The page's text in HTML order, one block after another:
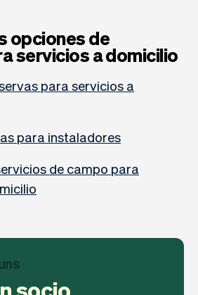
opciones de
servicios a domicilio
para servicios a
para instaladores
de campo para
socio